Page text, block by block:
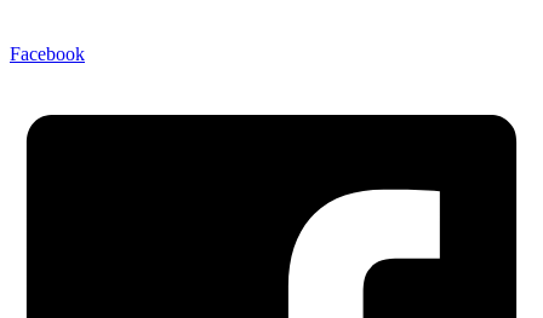
Facebook